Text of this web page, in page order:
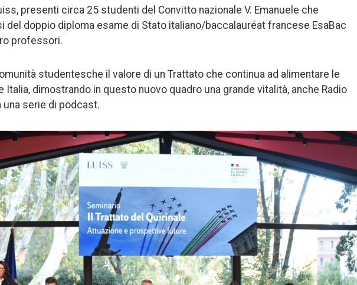
presenti circa 25 studenti del Convitto nazionale V. Emanuele che
del doppio diploma esame di Stato italiano/baccalauréat francese EsaBac
professori.
studentesche il valore di un Trattato che continua ad alimentare le
Italia, dimostrando in questo nuovo quadro una grande vitalità, anche Radio
una serie di podcast.